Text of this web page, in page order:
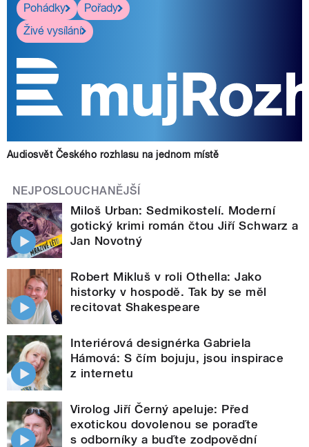
Pohádky
Pořady
Živé vysílání
Audiosvět Českého rozhlasu na jednom místě
NEJPOSLOUCHANĚJŠÍ
Miloš Urban: Sedmikostelí. Moderní
gotický krimi román čtou Jiří Schwarz a
Jan Novotný
Robert Mikluš v roli Othella: Jako
historky v hospodě. Tak by se měl
recitovat Shakespeare
Interiérová designérka Gabriela
Hámová: S čím bojuju, jsou inspirace
z internetu
Virolog Jiří Černý apeluje: Před
exotickou dovolenou se poraďte
s odborníky a buďte zodpovědní